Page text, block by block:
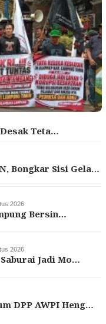
Teta…
Bongkar Sisi Gela…
2026
Bersin…
2026
Jadi Mo…
DPP AWPI Heng…